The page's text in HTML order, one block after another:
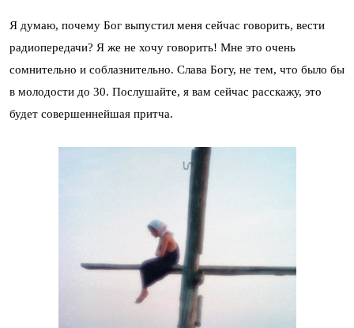
Я думаю, почему Бог выпустил меня сейчас говорить, вести
радиопередачи? Я же не хочу говорить! Мне это очень
сомнительно и соблазнительно. Слава Богу, не тем, что было бы
в молодости до 30. Послушайте, я вам сейчас расскажу, это
будет совершеннейшая притча.